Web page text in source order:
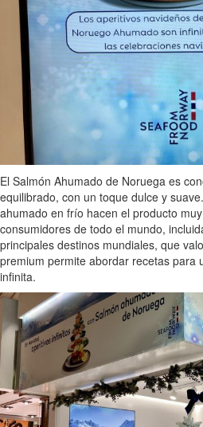
El Salmón Ahumado de Noruega es
equilibrado, con un toque dulce y
ahumado en frío hacen el producto
consumidores de todo el mundo,
principales destinos mundiales, que
premium permite abordar recetas para
infinita.